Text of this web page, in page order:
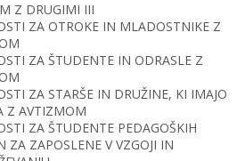
Z DRUGIMI III
ZA OTROKE IN MLADOSTNIKE Z
ZA ŠTUDENTE IN ODRASLE Z
ZA STARŠE IN DRUŽINE, KI IMAJO
Z AVTIZMOM
ZA ŠTUDENTE PEDAGOŠKIH
ZA ZAPOSLENE V VZGOJI IN